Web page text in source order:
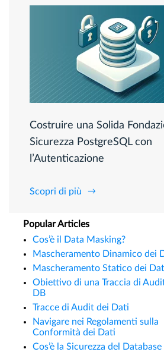
Costruire una Solida
Sicurezza PostgreSQL con
l’Autenticazione
Scopri di più
Popular Articles
Cos’è il Data Masking?
Mascheramento Dinamico dei
Mascheramento Statico dei
Obiettivo di una Traccia di
DB
Tracce di Audit dei Dati
Navigare nei Regolamenti sulla
Conformità dei Dati
Cos’è la Sicurezza del Database